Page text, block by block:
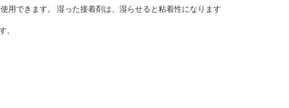
用できます。 湿った接着剤は、湿らせると粘着性になります
。